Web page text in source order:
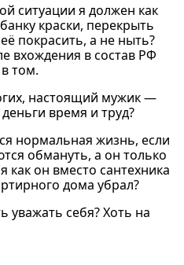
ситуации я должен как
краски, перекрыть
покрасить, а не ныть?
вхождения в состав РФ
том.
настоящий мужик —
время и труд?
нормальная жизнь, если
обмануть, а он только
как он вместо сантехника
дома убрал?
уважать себя? Хоть на